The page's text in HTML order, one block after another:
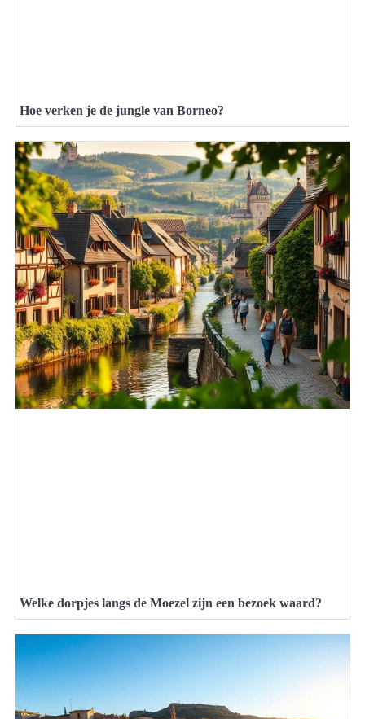
Hoe verken je de jungle van Borneo?
Welke dorpjes langs de Moezel zijn een bezoek waard?